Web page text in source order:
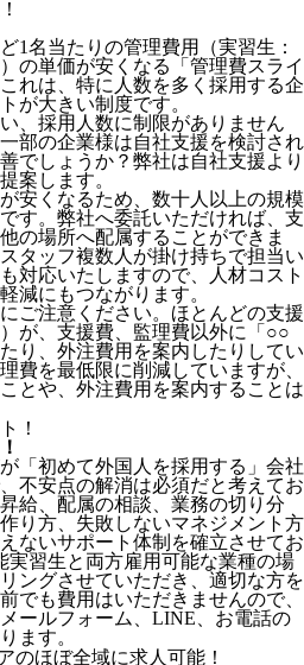
1名当たりの管理費用（実習生：
の単価が安くなる「管理費スライ
れは、特に人数を多く採用する企
が大きい制度です。
、採用人数に制限がありません
部の企業様は自社支援を検討され
でしょうか？弊社は自社支援より
案します。
安くなるため、数十人以上の規模
す。弊社へ委託いただければ、支
の場所へ配属することができま
タッフ複数人が掛け持ちで担当い
対応いたしますので、人材コスト
減にもつながります。
ご注意ください。ほとんどの支援
が、支援費、監理費以外に「○○
り、外注費用を案内したりしてい
費を最低限に削減していますが、
とや、外注費用を案内することは
「初めて外国人を採用する」 会社
不安点の解消は必須だと考えてお
給、配属の相談、業務の切り分
り方、失敗しないマネジメント方
ないサポート体制 を確立させてお
実習生と両方雇用可能な業種の場
ングさせていただき、適切な方を
でも費用はいただきませんので、
ールフォーム、LINE、お電話の
ます。